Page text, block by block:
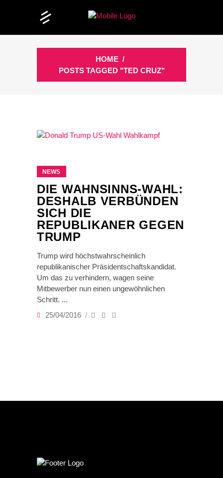
HOME /
POSTS TAGGED "TED CRUZ"
NEWS
DIE WAHNSINNS-WAHL:
DESHALB VERBÜNDEN
SICH DIE
REPUBLIKANER GEGEN
TRUMP
Trump wird höchstwahrscheinlich
republikanischer Präsidentschaftskandidat.
Um das zu verhindern, wagen seine
Mitbewerber nun einen ungewöhnlichen
Schritt.
25/04/2016